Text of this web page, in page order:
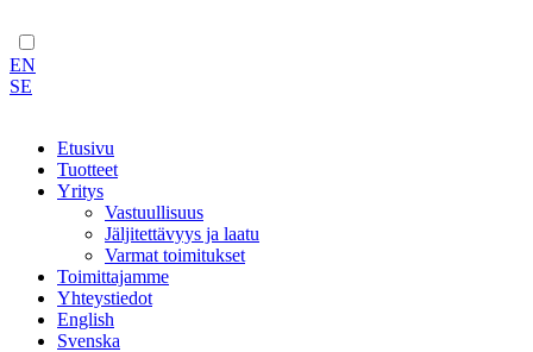
EN
SE
Etusivu
Tuotteet
Yritys
Vastuullisuus
Jäljitettävyys ja laatu
Varmat toimitukset
Toimittajamme
Yhteystiedot
English
Svenska